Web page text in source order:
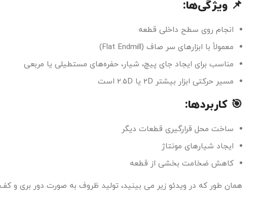
📌 ویژگی‌ها:
انجام روی سطح داخلی قطعه
معمولاً با ابزارهای سر صاف (Flat Endmill)
مناسب برای ایجاد جای پیچ، شیار، حفره‌های مستطیلی یا مربعی
مسیر حرکتی ابزار بیشتر 2D یا 2.5D است
🎯 کاربردها:
ساخت محل قرارگیری قطعات دیگر
ایجاد شیارهای مونتاژ
کاهش ضخامت بخشی از قطعه
همان طور که در ویدئو زیر می بینید، تولید ظروف به صورت دور بری و